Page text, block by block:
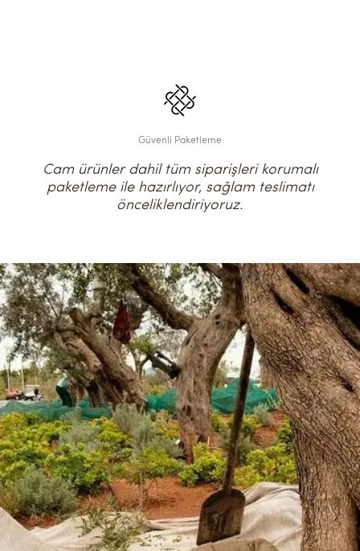
Güvenli Paketleme
Cam ürünler dahil tüm siparişleri korumalı
paketleme ile hazırlıyor, sağlam teslimatı
önceliklendiriyoruz.